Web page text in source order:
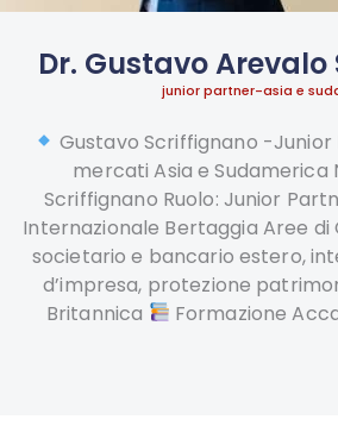
Dr. Gustavo
junior partner-asia e
Gustavo Scriffignano -
mercati Asia e Sudamerica
Scriffignano Ruolo: Junior
Internazionale Bertaggia Aree
societario e bancario estero,
d’impresa, protezione
Britannica
Formazione